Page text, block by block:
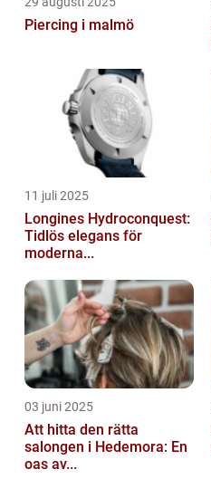
Piercing i malmö
11 juli 2025
Longines Hydroconquest:
Tidlös elegans för
moderna...
03 juni 2025
Att hitta den rätta
salongen i Hedemora: En
oas av...